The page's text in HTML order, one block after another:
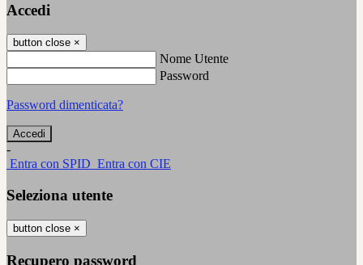
Accedi
button close ×
Nome Utente
Password
Password dimenticata?
-
Entra con SPID Entra con CIE
Seleziona utente
button close ×
Recupero password